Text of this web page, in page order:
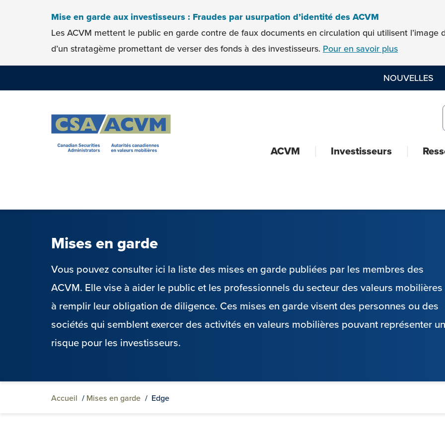
Skip to contentMise en garde aux investisseurs : Fraudes par usurpation d’identité des ACVM
Les ACVM mettent le public en garde contre de faux documents en circulation qui utilisent l’image
d’un stratagème promettant de verser des fonds à des investisseurs. Pour en savoir plus
NOUVELLES
ACVM Investisseurs
Mises en garde
Vous pouvez consulter ici la liste des mises en garde publiées par les membres des
ACVM. Elle vise à aider le public et les professionnels du secteur des valeurs mobilières
à remplir leur obligation de diligence. Ces mises en garde visent des personnes ou des
sociétés qui semblent exercer des activités en valeurs mobilières pouvant représenter un
risque pour les investisseurs.
Accueil / Mises en garde / Edge